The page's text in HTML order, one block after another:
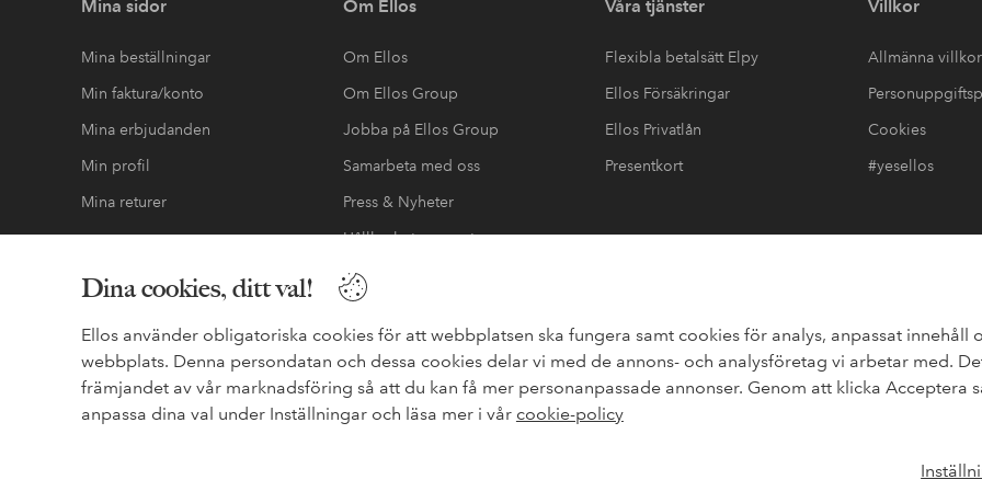
Dina cookies, ditt val!
Ellos använder obligatoriska cookies för att webbplatsen ska fungera samt cookies för analys, anpassat
webbplats. Denna persondatan och dessa cookies delar vi med de annons- och analysföretag vi arbetar med.
främjandet av vår marknadsföring så att du kan få mer personanpassade annonser. Genom att klicka Acceptera
anpassa dina val under Inställningar och läsa mer i vår cookie-policy
Mina sidor
Mina beställningar
Min faktura/konto
Mina erbjudanden
Min profil
Mina returer
Om Ellos
Om Ellos
Om Ellos Group
Jobba på Ellos Group
Samarbeta med oss
Press & Nyheter
Hållbarhetsrapport
Tillgänglighetsredogörelse
Våra tjänster
Flexibla betalsätt Elpy
Ellos Försäkringar
Ellos Privatlån
Presentkort
Villkor
Allmänna villkor
Cookies
#yesellos
Säkra betalningar - Betala direkt eller dela upp
Vill du veta mer om våra betalalternativ? elpy elpy